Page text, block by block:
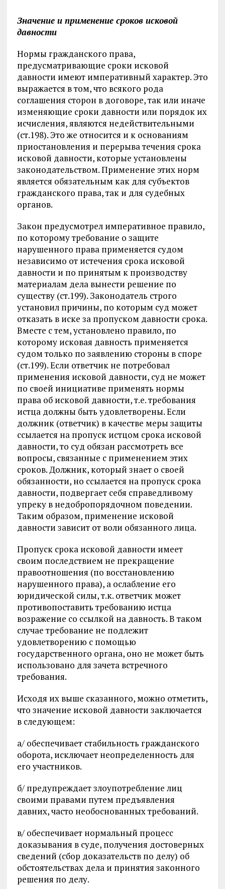
Значение и применение сроков исковой
давности
Нормы гражданского права,
предусматривающие сроки исковой
давности имеют императивный характер. Это
выражается в том, что всякого рода
соглашения сторон в договоре, так или иначе
изменяющие сроки давности или порядок их
исчисления, являются недействительными
(ст.198). Это же относится и к основаниям
приостановления и перерыва течения срока
исковой давности, которые установлены
законодательством. Применение этих норм
является обязательным как для субъектов
гражданского права, так и для судебных
органов.
Закон предусмотрел императивное правило,
по которому требование о защите
нарушенного права применяется судом
независимо от истечения срока исковой
давности и по принятым к производству
материалам дела вынести решение по
существу (ст.199). Законодатель строго
установил причины, по которым суд может
отказать в иске за пропуском давности срока.
Вместе с тем, установлено правило, по
которому исковая давность применяется
судом только по заявлению стороны в споре
(ст.199). Если ответчик не потребовал
применения исковой давности, суд не может
по своей инициативе применять нормы
права об исковой давности, т.е. требования
истца должны быть удовлетворены. Если
должник (ответчик) в качестве меры защиты
ссылается на пропуск истцом срока исковой
давности, то суд обязан рассмотреть все
вопросы, связанные с применением этих
сроков. Должник, который знает о своей
обязанности, но ссылается на пропуск срока
давности, подвергает себя справедливому
упреку в недобропорядочном поведении.
Таким образом, применение исковой
давности зависит от воли обязанного лица.
Пропуск срока исковой давности имеет
своим последствием не прекращение
правоотношения (по восстановлению
нарушенного права), а ослабление его
юридической силы, т.к. ответчик может
противопоставить требованию истца
возражение со ссылкой на давность. В таком
случае требование не подлежит
удовлетворению с помощью
государственного органа, оно не может быть
использовано для зачета встречного
требования.
Исходя их выше сказанного, можно отметить,
что значение исковой давности заключается
в следующем:
а/ обеспечивает стабильность гражданского
оборота, исключает неопределенность для
его участников.
б/ предупреждает злоупотребление лиц
своими правами путем предъявления
давних, часто необоснованных требований.
в/ обеспечивает нормальный процесс
доказывания в суде, получения достоверных
сведений (сбор доказательств по делу) об
обстоятельствах дела и принятия законного
решения по делу.